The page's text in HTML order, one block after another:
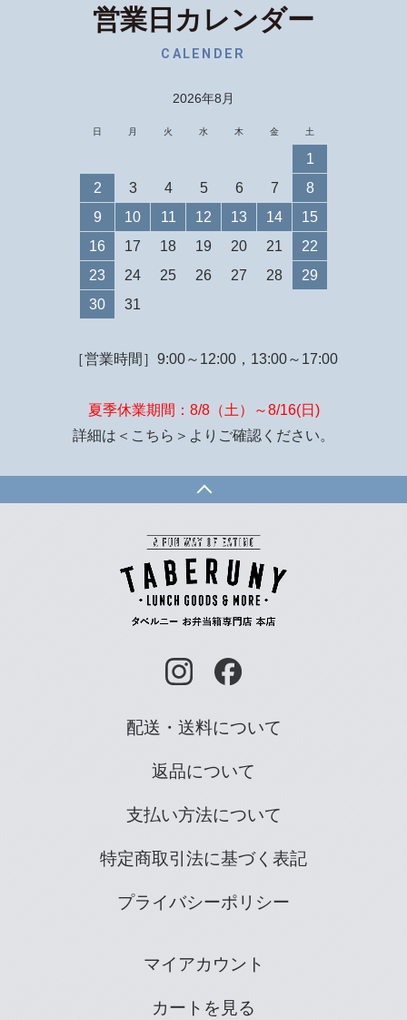
営業日カレンダー
CALENDER
2026年8月
日 月 火 水 木 金 土
1
2
3 4 5 6 7
8
9
10 11 12 13 14
15
16
17 18 19 20 21
22
23
24 25 26 27 28
29
30
31
［営業時間］9:00～12:00，13:00～17:00
夏季休業期間：8/8（土）～8/16(日)
詳細は ＜こちら＞ よりご確認ください。
配送・送料について
返品について
支払い方法について
特定商取引法に基づく表記
プライバシーポリシー
マイアカウント
カートを見る